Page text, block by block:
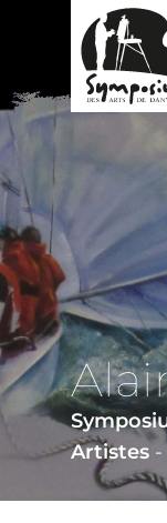
Artistes -